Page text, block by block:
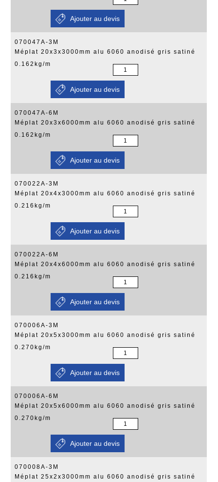
070047A-3M
Méplat 20x3x3000mm alu 6060 anodisé gris satiné
0.162kg/m
070047A-6M
Méplat 20x3x6000mm alu 6060 anodisé gris satiné
0.162kg/m
070022A-3M
Méplat 20x4x3000mm alu 6060 anodisé gris satiné
0.216kg/m
070022A-6M
Méplat 20x4x6000mm alu 6060 anodisé gris satiné
0.216kg/m
070006A-3M
Méplat 20x5x3000mm alu 6060 anodisé gris satiné
0.270kg/m
070006A-6M
Méplat 20x5x6000mm alu 6060 anodisé gris satiné
0.270kg/m
070008A-3M
Méplat 25x2x3000mm alu 6060 anodisé gris satiné